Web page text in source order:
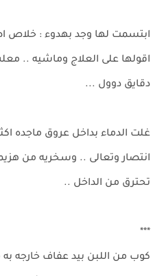
ابتسمت لها وجد بهدوء : خلاص
اقولها على العلاج وماشيه ..
دقايق دوول ...
غلت الدماء بداخل عروق ماجده
انتصار وتعالى .. وسخريه من
تحترق من الداخل ..
***
كوب من اللبن بيد عفاف خارجه